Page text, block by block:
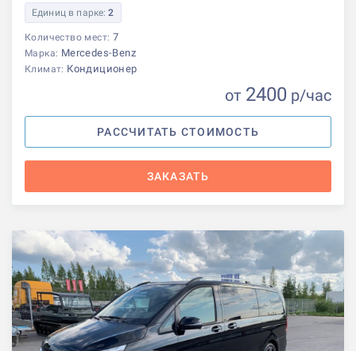
Единиц в парке:2
Количество мест: 7
Марка: Mercedes-Benz
Климат: Кондиционер
от 2400 р/час
РАССЧИТАТЬ СТОИМОСТЬ
ЗАКАЗАТЬ